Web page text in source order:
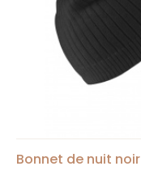
Bonnet de nuit noir